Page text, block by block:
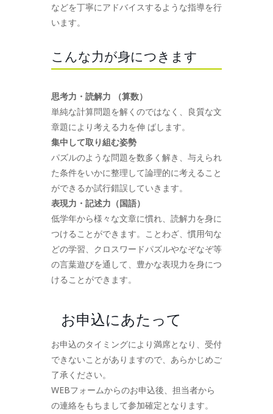
などを丁寧にアドバイスするような指導を行
います。
こんな力が身につきます
思考力・読解力 （算数）
単純な計算問題を解くのではなく、良質な文
章題により考える力を伸 ばします。
集中して取り組む姿勢
パズルのような問題を数多く解き、与えられ
た条件をいかに整理して論理的に考えること
ができるか試行錯誤していきます。
表現力・記述力（国語）
低学年から様々な文章に慣れ、読解力を身に
つけることができます。ことわざ、慣用句な
どの学習、クロスワードパズルやなぞなぞ等
の言葉遊びを通して、豊かな表現力を身につ
けることができます。
お申込にあたって
お申込のタイミングにより満席となり、受付
できないことがありますので、あらかじめご
了承ください。
WEBフォームからのお申込後、担当者から
の連絡をもちまして参加確定となります。